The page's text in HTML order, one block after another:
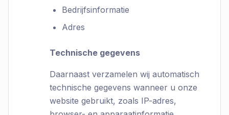
Bedrijfsinformatie
Adres
Technische gegevens
Daarnaast verzamelen wij automatisch
technische gegevens wanneer u onze
website gebruikt, zoals IP-adres,